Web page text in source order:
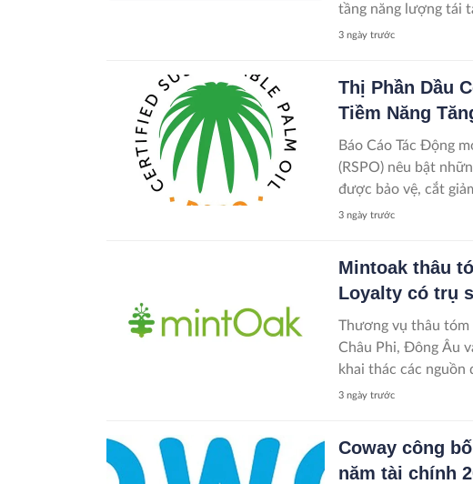
tầng năng lượng tái
3 ngày trước
Thị Phần Dầu
Tiềm Năng
Báo Cáo Tác Động
(RSPO) nêu bật
được bảo vệ, cắt
3 ngày trước
Mintoak thâu
Loyalty có trụ
Thương vụ thâu
Châu Phi, Đông Âu
khai thác các
3 ngày trước
Coway công
năm tài chính